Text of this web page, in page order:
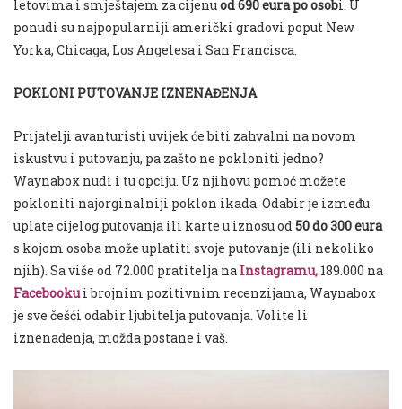
letovima i smještajem za cijenuod690 eura po osobi. U
ponudi su najpopularniji američki gradovi poput New
Yorka, Chicaga, Los Angelesa i San Francisca.
POKLONI PUTOVANJE IZNENAĐENJA
Prijatelji avanturisti uvijek će biti zahvalni na novom
iskustvu i putovanju, pa zašto ne pokloniti jedno?
Waynabox nudi i tu opciju. Uz njihovu pomoć možete
pokloniti najorginalniji poklon ikada. Odabir je između
uplate cijelog putovanja ili karte u iznosu od50 do 300 eura
s kojom osoba može uplatiti svoje putovanje (ili nekoliko
njih). Sa više od 72.000 pratitelja na Instagramu, 189.000 na
Facebookui brojnim pozitivnim recenzijama, Waynabox
je sve češći odabir ljubitelja putovanja. Volite li
iznenađenja, možda postane i vaš.